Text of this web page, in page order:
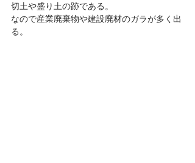
切土や盛り土の跡である。
なので産業廃棄物や建設廃材のガラが多く出
る。